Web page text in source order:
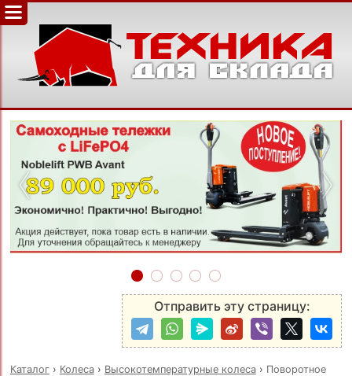
‹ ›
Отправить эту страницу:
Каталог› Колеса› Высокотемпературные колеса› Поворотное